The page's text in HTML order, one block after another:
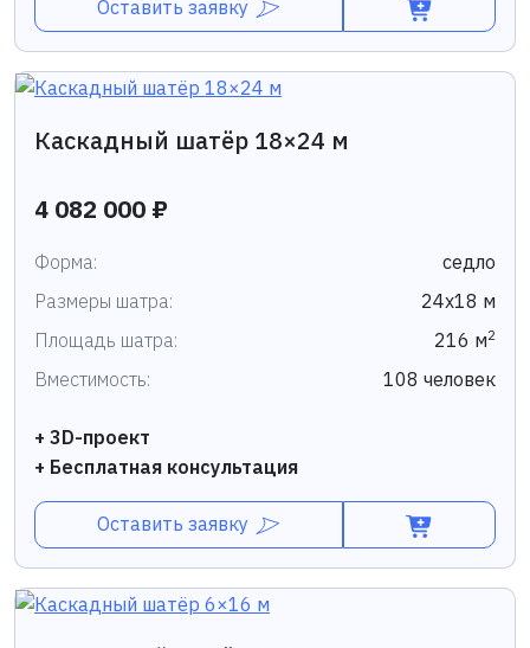
Оставить заявку
Каскадный шатёр 18×24 м
4 082 000 ₽
Форма:
седло
Размеры шатра:
24х18 м
Площадь шатра:
216 м2
Вместимость: 108 человек
+ 3D-проект
+ Бесплатная консультация
Оставить заявку